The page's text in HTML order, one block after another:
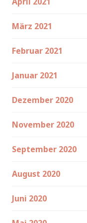
März 2021
Februar 2021
Januar 2021
Dezember 2020
November 2020
September 2020
August 2020
Juni 2020